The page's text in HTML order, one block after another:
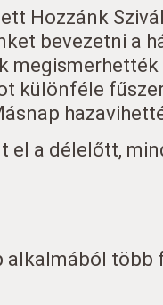
Hozzánk
bevezetni a
különféle
el a délelőtt,
alkalmából